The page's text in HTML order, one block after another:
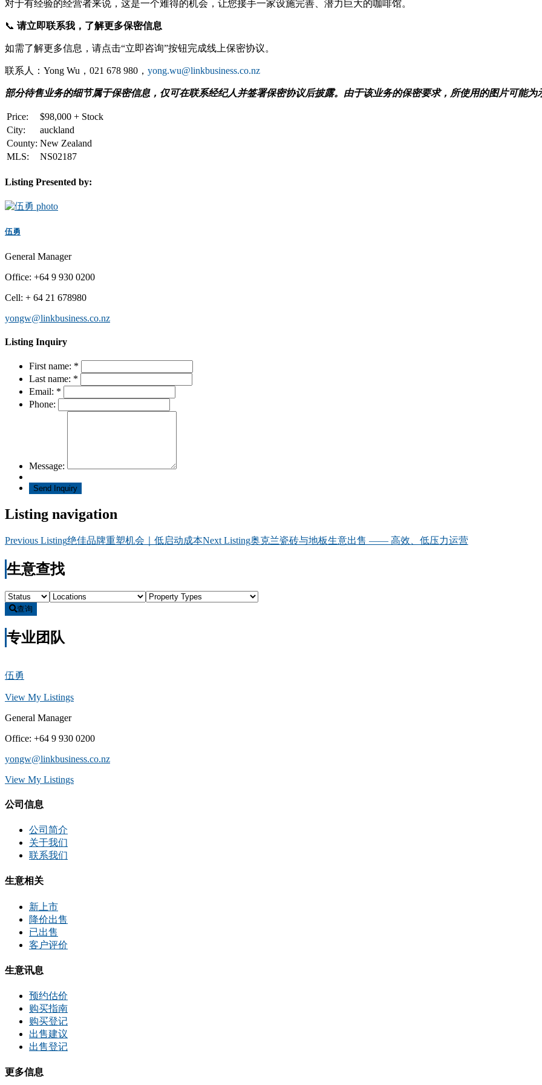
对于有经验的经营者来说，这是一个难得的机会，让您接手一家设施完善、潜力巨大的咖啡馆。
📞 请立即联系我，了解更多保密信息
如需了解更多信息，请点击“立即咨询”按钮完成线上保密协议。
联系人：Yong Wu，021 678 980， yong.wu@linkbusiness.co.nz
部分待售业务的细节属于保密信息，仅可在联系经纪人并签署保密协议后披露。由于该业务的保密要求，所使用的图片可能为
Price: $98,000 + Stock
City:
auckland
County: New Zealand
MLS:
NS02187
Listing Presented by:
伍勇
General Manager
Office: +64 9 930 0200
Cell: + 64 21 678980
yongw@linkbusiness.co.nz
Listing Inquiry
First name: *
Last name: *
Email: *
Phone:
Message:
Listing navigation
Previous Listing绝佳品牌重塑机会｜低启动成本Next Listing奥克兰瓷砖与地板生意出售 —— 高效、低压力运营
生意查找
查询
专业团队
伍勇
View My Listings
General Manager
Office: +64 9 930 0200
yongw@linkbusiness.co.nz
View My Listings
公司信息
公司简介
关于我们
联系我们
生意相关
新上市
降价出售
已出售
客户评价
生意讯息
预约估价
购买指南
购买登记
出售建议
出售登记
更多信息